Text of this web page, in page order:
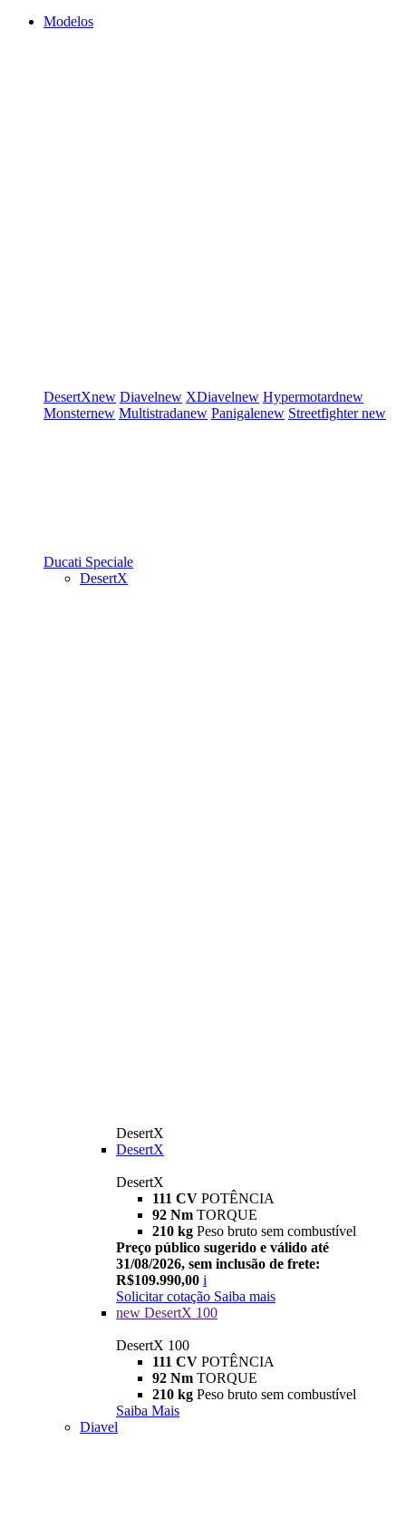
Modelos
DesertXnew Diavelnew XDiavelnew Hypermotardnew
Monsternew Multistradanew Panigalenew Streetfighternew
Ducati Speciale
DesertX
DesertX
DesertX
DesertX
111 CV POTÊNCIA
92 Nm TORQUE
210 kg Peso bruto sem combustível
Preço público sugerido e válido até
31/08/2026, sem inclusão de frete:
R$109.990,00 i
Solicitar cotação Saiba mais
new DesertX 100
DesertX 100
111 CV POTÊNCIA
92 Nm TORQUE
210 kg Peso bruto sem combustível
Saiba Mais
Diavel